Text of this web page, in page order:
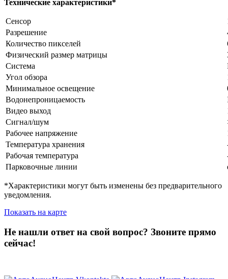
Технические характеристики*
Сенсор
Разрешение
Количество пикселей
Физический размер матрицы
Система
Угол обзора
Минимальное освещение
Водонепроницаемость
Видео выход
Сигнал/шум
Рабочее напряжение
Температура хранения
Рабочая температура
Парковочные линии
*Характеристики могут быть изменены без предварительного
уведомления.
Показать на карте
Не нашли ответ на свой вопрос? Звоните прямо
сейчас!